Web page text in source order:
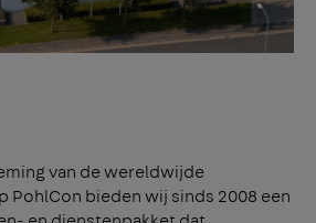
van de wereldwijde
PohlCon bieden wij sinds 2008 een